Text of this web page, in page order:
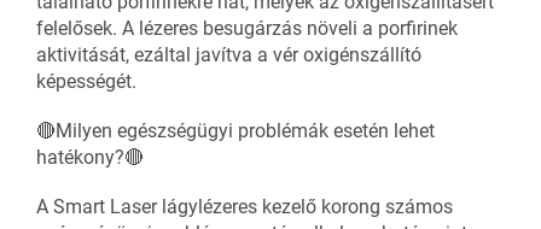
felelősek. A lézeres besugárzás növeli a porfirinek
aktivitását, ezáltal javítva a vér oxigénszállító
képességét.
🔴Milyen egészségügyi problémák esetén lehet
hatékony?🔴
A Smart Laser lágylézeres kezelő korong számos